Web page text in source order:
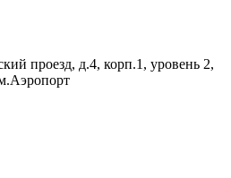
проезд, д.4, корп.1, уровень 2,